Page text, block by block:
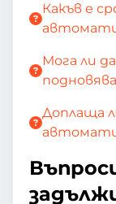
Какъв е
Мога ли
Доплаща